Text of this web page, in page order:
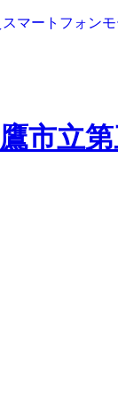
スマートフォン
市立